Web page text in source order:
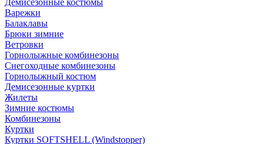
Демисезонные костюмы
Варежки
Балаклавы
Брюки зимние
Ветровки
Горнолыжные комбинезоны
Снегоходные комбинезоны
Горнолыжный костюм
Демисезонные куртки
Жилеты
Зимние костюмы
Комбинезоны
Куртки
Куртки SOFTSHELL (Windstopper)